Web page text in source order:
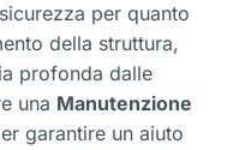
per quanto
della struttura,
profonda dalle
una Manutenzione
garantire un aiuto